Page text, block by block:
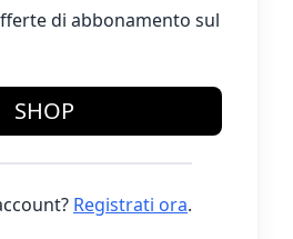
di abbonamento sul
SHOP
Registrati ora.